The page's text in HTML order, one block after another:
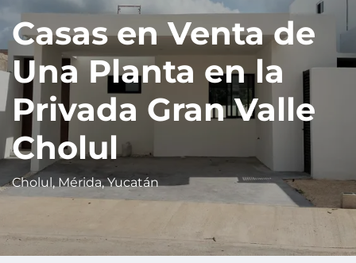
Casas en Venta de
Una Planta en la
Privada Gran Valle
Cholul
Cholul, Mérida, Yucatán